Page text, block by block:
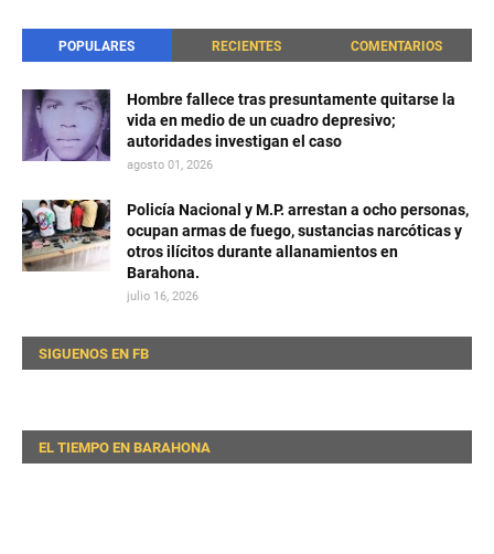
POPULARES RECIENTES COMENTARIOS
Hombre fallece tras presuntamente quitarse la
vida en medio de un cuadro depresivo;
autoridades investigan el caso
agosto 01, 2026
Policía Nacional y M.P. arrestan a ocho personas,
ocupan armas de fuego, sustancias narcóticas y
otros ilícitos durante allanamientos en
Barahona.
julio 16, 2026
SIGUENOS EN FB
EL TIEMPO EN BARAHONA